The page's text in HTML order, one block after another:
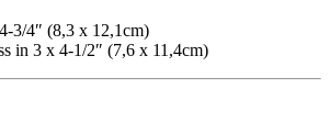
3/4″ (8,3 x 12,1cm)
in 3 x 4-1/2″ (7,6 x 11,4cm)